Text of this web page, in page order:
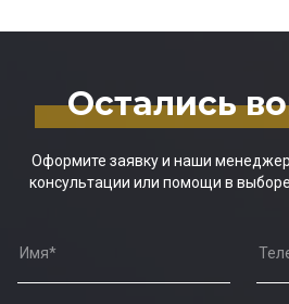
Остались
Оформите заявку и наши
консультации или помощи в